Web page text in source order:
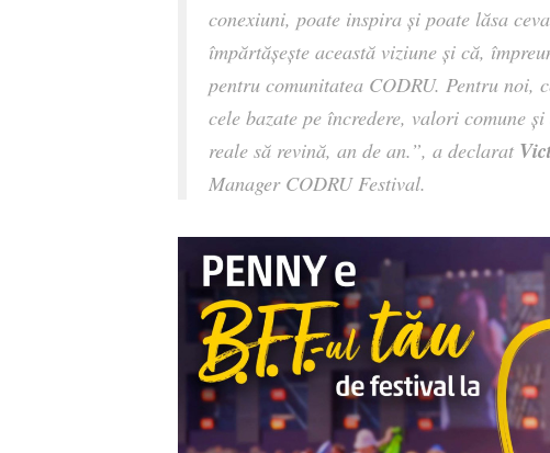
conexiuni, poate inspira și poate lăsa
împărtășește această viziune și că,
pentru comunitatea CODRU. Pentru noi,
cele bazate pe încredere, valori comune
reale să revină, an de an.”, a declarat
Manager CODRU Festival.